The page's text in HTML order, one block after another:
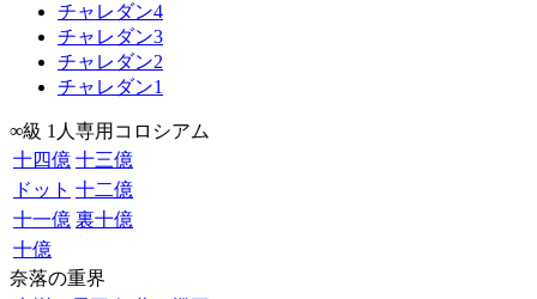
チャレダン4
チャレダン3
チャレダン2
チャレダン1
∞級 1人専用コロシアム
十四億 十三億
ドット 十二億
十一億 裏十億
十億
奈落の重界